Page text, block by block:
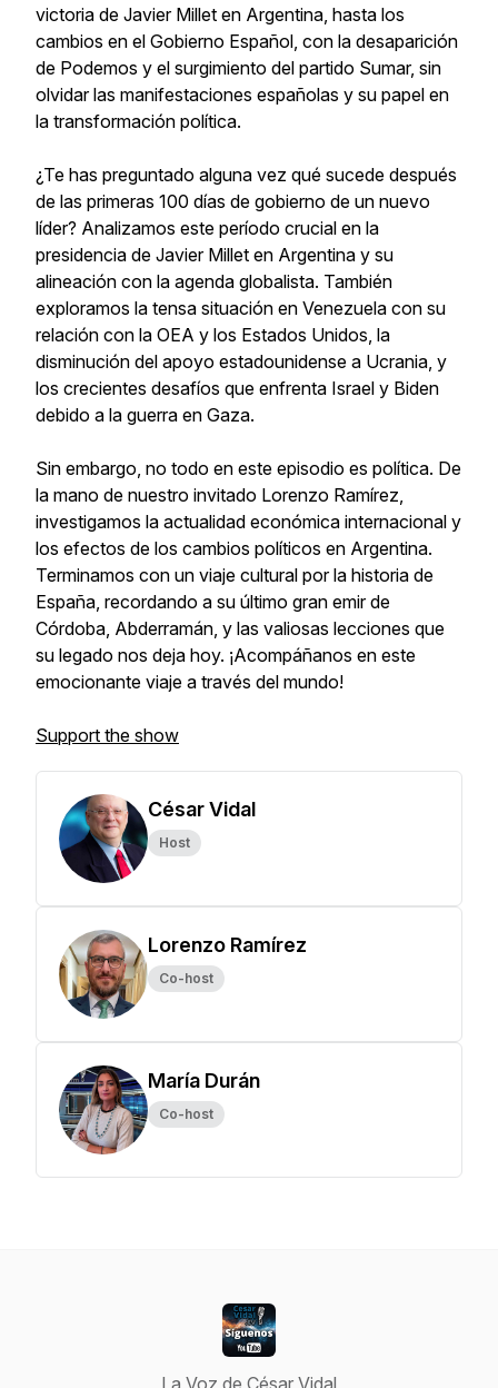
victoria de Javier Millet en Argentina, hasta los
cambios en el Gobierno Español, con la desaparición
de Podemos y el surgimiento del partido Sumar, sin
olvidar las manifestaciones españolas y su papel en
la transformación política.
¿Te has preguntado alguna vez qué sucede después
de las primeras 100 días de gobierno de un nuevo
líder? Analizamos este período crucial en la
presidencia de Javier Millet en Argentina y su
alineación con la agenda globalista. También
exploramos la tensa situación en Venezuela con su
relación con la OEA y los Estados Unidos, la
disminución del apoyo estadounidense a Ucrania, y
los crecientes desafíos que enfrenta Israel y Biden
debido a la guerra en Gaza.
Sin embargo, no todo en este episodio es política. De
la mano de nuestro invitado Lorenzo Ramírez,
investigamos la actualidad económica internacional y
los efectos de los cambios políticos en Argentina.
Terminamos con un viaje cultural por la historia de
España, recordando a su último gran emir de
Córdoba, Abderramán, y las valiosas lecciones que
su legado nos deja hoy. ¡Acompáñanos en este
emocionante viaje a través del mundo!
Support the show
César Vidal
Host
Lorenzo Ramírez
Co-host
María Durán
Co-host
La Voz de César Vidal